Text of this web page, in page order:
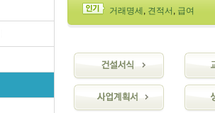
거래명세 , 견적서 , 급여